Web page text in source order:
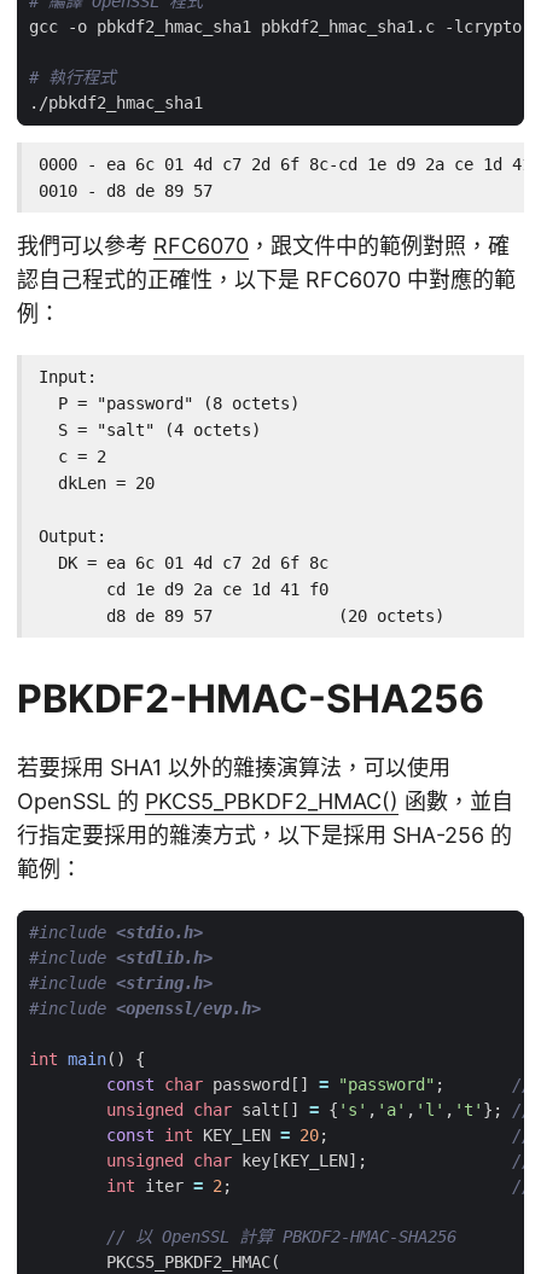
# 執行程式
0000 - ea 6c 01 4d c7 2d 6f 8c-cd 1e d9 2a ce
0010 - d8 de 89 57
我們可以參考 RFC6070 ，跟文件中的範例對照，確
認自己程式的正確性，以下是 RFC6070 中對應的範
例：
Input:
  P = "password" (8 octets)
  S = "salt" (4 octets)
  c = 2
  dkLen = 20
Output:
  DK = ea 6c 01 4d c7 2d 6f 8c
       cd 1e d9 2a ce 1d 41 f0
       d8 de 89 57             (20 octets)
PBKDF2-HMAC-SHA256
若要採用 SHA1 以外的雜揍演算法，可以使用
OpenSSL 的 PKCS5_PBKDF2_HMAC() 函數，並自
行指定要採用的雜湊方式，以下是採用 SHA-256 的
範例：
#include <stdio.h>
#include <stdlib.h>
#include <string.h>
#include <openssl/evp.h>
int main()
{
const
char password [] = "password" ;
unsigned
char salt [] = { 's' , 'a' , 'l' , 't' };
const
int KEY_LEN = 20;
unsigned
char key [KEY_LEN];
int
iter = 2;
PKCS5_PBKDF2_HMAC(